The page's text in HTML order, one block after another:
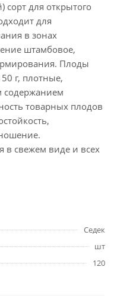
сорт для открытого
для
в зонах
штамбовое,
Плоды
г, плотные,
содержанием
товарных плодов
в свежем виде и всех
Седек
шт
120